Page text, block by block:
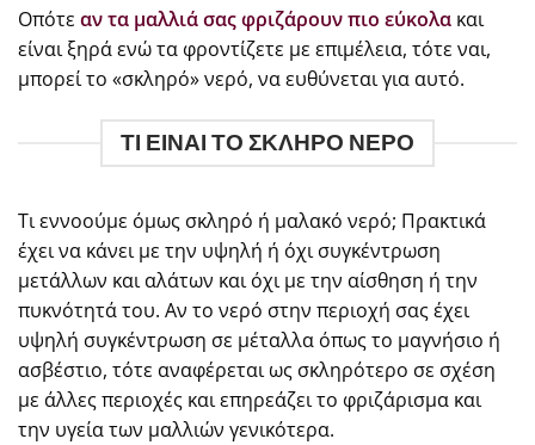
Οπότε αν τα μαλλιά σας φριζάρουν πιο εύκολα και
είναι ξηρά ενώ τα φροντίζετε με επιμέλεια, τότε ναι,
μπορεί το «σκληρό» νερό, να ευθύνεται για αυτό.
ΤΙ ΕΙΝΑΙ ΤΟ ΣΚΛΗΡΟ ΝΕΡΟ
Τι εννοούμε όμως σκληρό ή μαλακό νερό; Πρακτικά
έχει να κάνει με την υψηλή ή όχι συγκέντρωση
μετάλλων και αλάτων και όχι με την αίσθηση ή την
πυκνότητά του. Αν το νερό στην περιοχή σας έχει
υψηλή συγκέντρωση σε μέταλλα όπως το μαγνήσιο ή
ασβέστιο, τότε αναφέρεται ως σκληρότερο σε σχέση
με άλλες περιοχές και επηρεάζει το φριζάρισμα και
την υγεία των μαλλιών γενικότερα.